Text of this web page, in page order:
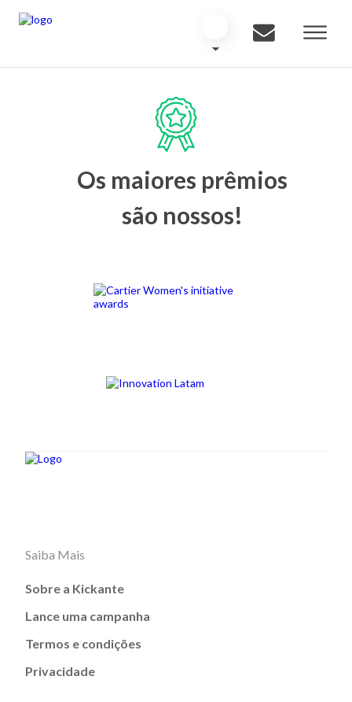
Os maiores prêmios
são nossos!
Saiba Mais
Sobre a Kickante
Lance uma campanha
Termos e condições
Privacidade